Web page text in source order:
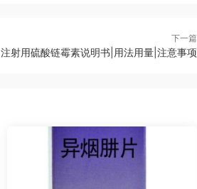
下一篇
注射用硫酸链霉素说明书|用法用量|注意事项